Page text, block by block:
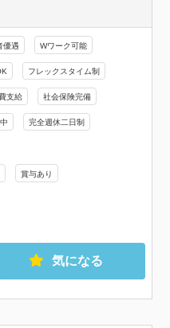
優遇 Wワーク可能
フレックスタイム制
支給 社会保険完備
完全週休二日制
賞与あり
気になる